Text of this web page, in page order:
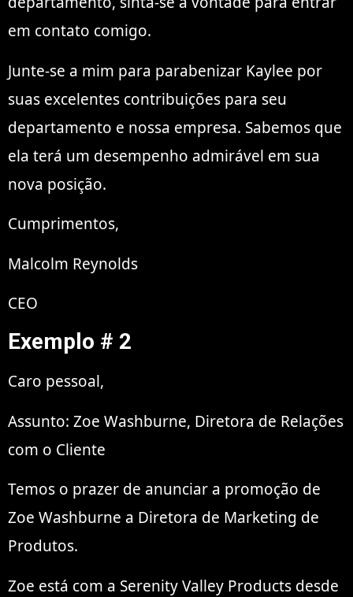
em contato comigo.
Junte-se a mim para parabenizar Kaylee por
suas excelentes contribuições para seu
departamento e nossa empresa. Sabemos que
ela terá um desempenho admirável em sua
nova posição.
Cumprimentos,
Malcolm Reynolds
CEO
Exemplo # 2
Caro pessoal,
Assunto: Zoe Washburne, Diretora de Relações
com o Cliente
Temos o prazer de anunciar a promoção de
Zoe Washburne a Diretora de Marketing de
Produtos.
Zoe está com a Serenity Valley Products desde